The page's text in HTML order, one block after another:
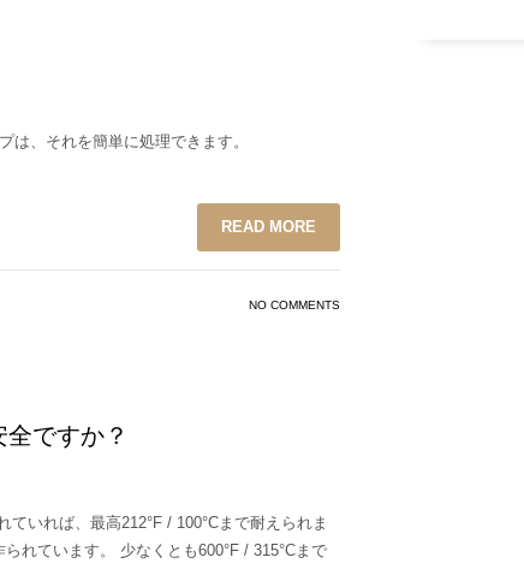
は、それを簡単に処理できます。
READ MORE
NO COMMENTS
ですか？
いれば、最高212°F / 100°Cまで耐えられま
れています。 少なくとも600°F / 315°Cまで